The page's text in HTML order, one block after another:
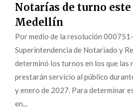
Notarías de turno este
Medellín
Por medio de la resolución
Superintendencia de Notariado y
determinó los turnos en los que las
prestarán servicio al público
y enero de 2027. Para determinar
en...